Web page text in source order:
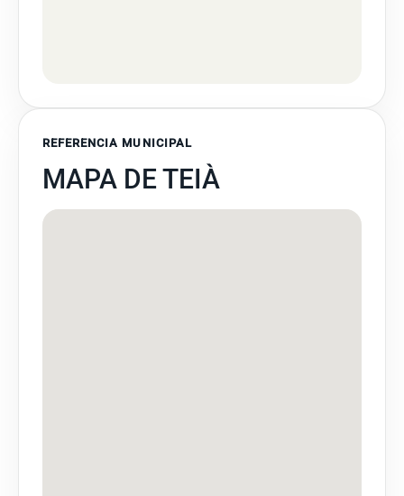
REFERENCIA MUNICIPAL
MAPA DE TEIÀ